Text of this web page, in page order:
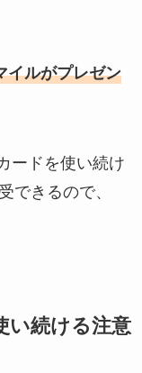
イルがプレゼン
ードを使い続け
できるので、
い続ける注意